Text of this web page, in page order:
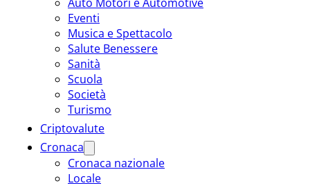
Eventi
Musica e Spettacolo
Salute Benessere
Sanità
Scuola
Società
Turismo
Criptovalute
Cronaca
Cronaca nazionale
Locale